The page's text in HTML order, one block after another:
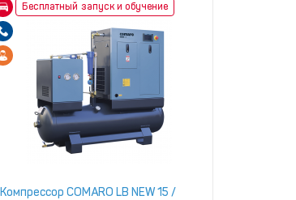
Бесплатный запуск и обучение
Компрессор COMARO LB NEW 15 /